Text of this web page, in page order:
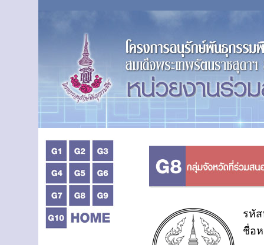
รหั
ชื่อ